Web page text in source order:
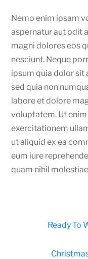
Nemo enim ipsam
aspernatur aut odit
magni dolores eos
nesciunt. Neque
ipsum quia dolor sit
sed quia non
labore et dolore
voluptatem. Ut
exercitationem
ut aliquid ex ea
eum iure
quam nihil
Ready To